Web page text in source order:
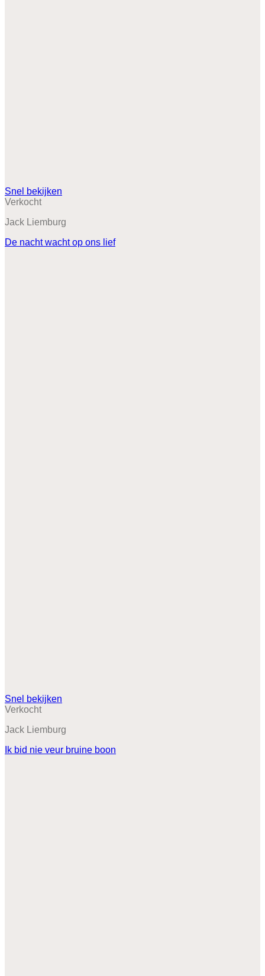
Snel bekijken
Verkocht
Jack Liemburg
De nacht wacht op ons lief
Snel bekijken
Verkocht
Jack Liemburg
Ik bid nie veur bruine boon